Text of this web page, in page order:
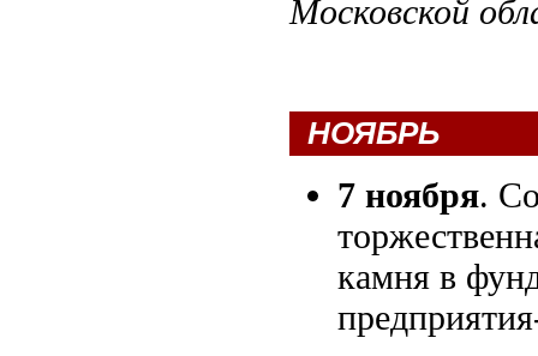
Московской
НОЯБРЬ
7 ноября.
камня в